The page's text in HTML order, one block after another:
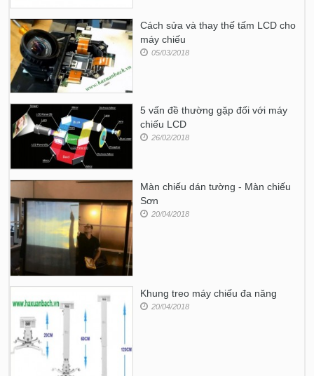
Cách sửa và thay thế tấm LCD cho
máy chiếu
05/03/2018
5 vấn đề thường gặp đối với máy
chiếu LCD
26/02/2018
Màn chiếu dán tường - Màn chiếu
Sơn
20/04/2018
Khung treo máy chiếu đa năng
20/04/2018